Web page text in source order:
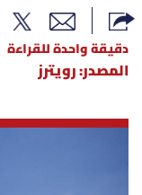
الغلاف
نداء اليوم
محليات
دقيقة واحدة للقراءة
المصدر: رويترز